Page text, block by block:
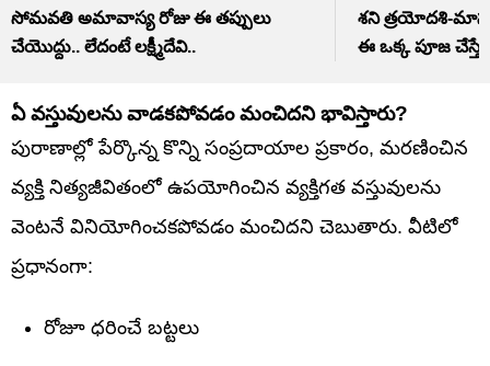
సోమవతి అమావాస్య రోజు ఈ తప్పులు
చేయొద్దు.. లేదంటే లక్ష్మీదేవి..
శని త్రయోదశి-
ఈ ఒక్క పూజ చేస్తే
ఏ వస్తువులను వాడకపోవడం మంచిదని భావిస్తారు?
పురాణాల్లో పేర్కొన్న కొన్ని సంప్రదాయాల ప్రకారం, మరణించిన
వ్యక్తి నిత్యజీవితంలో ఉపయోగించిన వ్యక్తిగత వస్తువులను
వెంటనే వినియోగించకపోవడం మంచిదని చెబుతారు. వీటిలో
ప్రధానంగా:
రోజూ ధరించే బట్టలు